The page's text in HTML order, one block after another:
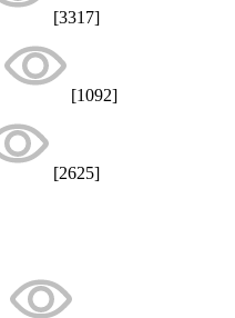
[3317]
[1092]
[2625]